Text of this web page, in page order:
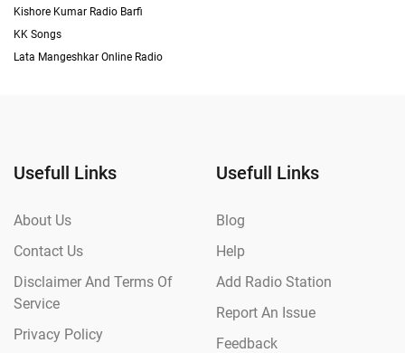
Kishore Kumar Radio Barfi
KK Songs
Lata Mangeshkar Online Radio
Usefull Links
About Us
Contact Us
Disclaimer And Terms Of
Service
Privacy Policy
Usefull Links
Blog
Help
Add Radio Station
Report An Issue
Feedback